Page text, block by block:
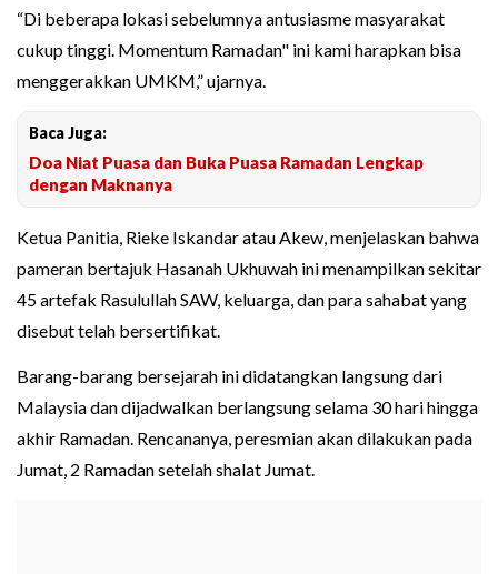
“Di beberapa lokasi sebelumnya antusiasme masyarakat
cukup tinggi. Momentum Ramadan" ini kami harapkan bisa
menggerakkan UMKM,” ujarnya.
Baca Juga:
Doa Niat Puasa dan Buka Puasa Ramadan Lengkap
dengan Maknanya
Ketua Panitia, Rieke Iskandar atau Akew, menjelaskan bahwa
pameran bertajuk Hasanah Ukhuwah ini menampilkan sekitar
45 artefak Rasulullah SAW, keluarga, dan para sahabat yang
disebut telah bersertifikat.
Barang-barang bersejarah ini didatangkan langsung dari
Malaysia dan dijadwalkan berlangsung selama 30 hari hingga
akhir Ramadan. Rencananya, peresmian akan dilakukan pada
Jumat, 2 Ramadan setelah shalat Jumat.